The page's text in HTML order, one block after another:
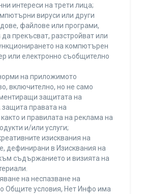
интереси на трети лица;
вируси или други
файлове или програми,
прекъсват, разстройват или
на компютърен
или електронно съобщително
на приложимото
включително, но не само
защитата на
защита правата на
и правилата на реклама на
и/или услуги;
изисквания на
дефинирани в Изисквания на
съдържанието и визията на
на неспазване на
Общите условия, Нет Инфо има